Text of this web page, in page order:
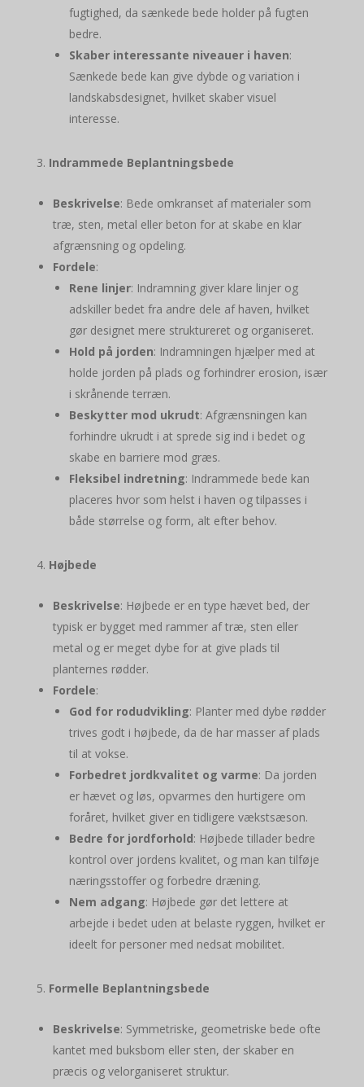
fugtighed, da sænkede bede holder på fugten
bedre.
Skaber interessante niveauer i haven:
Sænkede bede kan give dybde og variation i
landskabsdesignet, hvilket skaber visuel
interesse.
Indrammede Beplantningsbede
Beskrivelse: Bede omkranset af materialer som
træ, sten, metal eller beton for at skabe en klar
afgrænsning og opdeling.
Fordele:
Rene linjer: Indramning giver klare linjer og
adskiller bedet fra andre dele af haven, hvilket
gør designet mere struktureret og organiseret.
Hold på jorden: Indramningen hjælper med at
holde jorden på plads og forhindrer erosion, især
i skrånende terræn.
Beskytter mod ukrudt: Afgrænsningen kan
forhindre ukrudt i at sprede sig ind i bedet og
skabe en barriere mod græs.
Fleksibel indretning: Indrammede bede kan
placeres hvor som helst i haven og tilpasses i
både størrelse og form, alt efter behov.
Højbede
Beskrivelse: Højbede er en type hævet bed, der
typisk er bygget med rammer af træ, sten eller
metal og er meget dybe for at give plads til
planternes rødder.
Fordele:
God for rodudvikling: Planter med dybe rødder
trives godt i højbede, da de har masser af plads
til at vokse.
Forbedret jordkvalitet og varme: Da jorden
er hævet og løs, opvarmes den hurtigere om
foråret, hvilket giver en tidligere vækstsæson.
Bedre for jordforhold: Højbede tillader bedre
kontrol over jordens kvalitet, og man kan tilføje
næringsstoffer og forbedre dræning.
Nem adgang: Højbede gør det lettere at
arbejde i bedet uden at belaste ryggen, hvilket er
ideelt for personer med nedsat mobilitet.
Formelle Beplantningsbede
Beskrivelse: Symmetriske, geometriske bede ofte
kantet med buksbom eller sten, der skaber en
præcis og velorganiseret struktur.